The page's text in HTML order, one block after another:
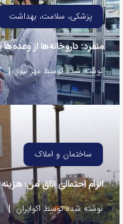
را
با
دوستان
خود
به
اشتراک
کپی
لینک
پزشکی، سلامت، بهداشت
منفرد: داروخانه‌ها از وعده‌ها
نوشته شده توسط مهر نیوز
ساختمان و املاک
الزام احتمالی اتاق امن؛
نوشته شده توسط اکوایران